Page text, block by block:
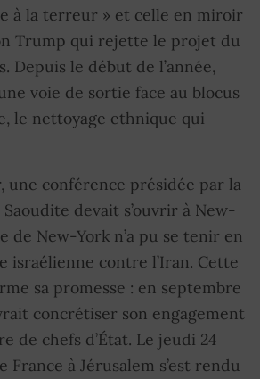
à la terreur » et celle en miroir
Trump qui rejette le projet du
Depuis le début de l’année,
voie de sortie face au blocus
le nettoyage ethnique qui
une conférence présidée par la
Saoudite devait s’ouvrir à New-
de New-York n’a pu se tenir en
israélienne contre l’Iran. Cette
sa promesse : en septembre
concrétiser son engagement
de chefs d’État. Le jeudi 24
à Jérusalem s’est rendu